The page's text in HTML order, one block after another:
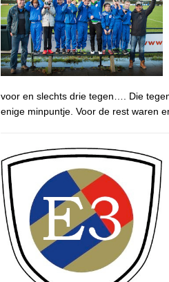
voor en slechts drie tegen…. Die
enige minpuntje. Voor de rest waren